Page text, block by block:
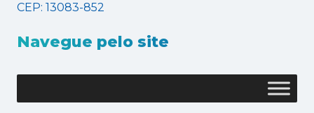
CEP: 13083-852
Navegue pelo site